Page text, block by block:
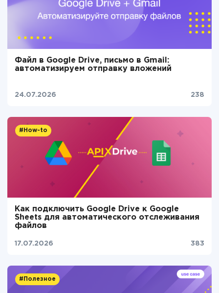
Файл в Google Drive, письмо в Gmail:
автоматизируем отправку вложений
24.07.2026 238
#How-to
Как подключить Google Drive к Google
Sheets для автоматического отслеживания
файлов
17.07.2026 383
#Полезное